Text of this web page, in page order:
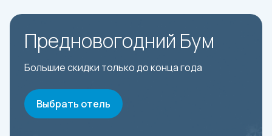
Предновогодний Бум
Большие скидки только до конца года
Выбрать отель